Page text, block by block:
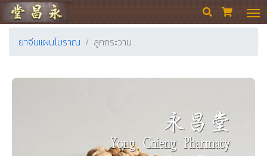
ร้านขายยา ย่งเชียงตึ๊ง  
ยาจีนแผนโบราณ ลูกกระวาน